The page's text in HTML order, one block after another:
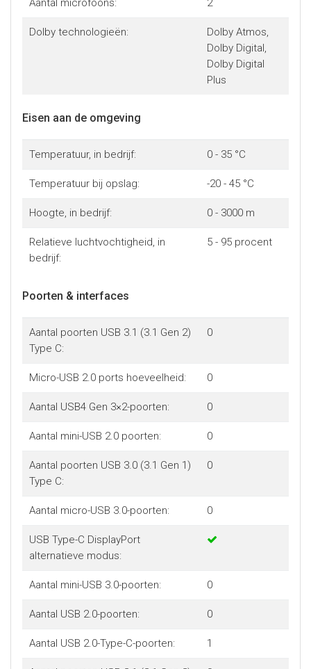
Aantal microfoons: 2
Dolby technologieën:
Dolby Atmos,
Dolby Digital,
Dolby Digital
Plus
Eisen aan de omgeving
Temperatuur, in bedrijf: 0 - 35 °C
Temperatuur bij opslag: -20 - 45 °C
Hoogte, in bedrijf: 0 - 3000 m
Relatieve luchtvochtigheid, in
bedrijf:
5 - 95 procent
Poorten & interfaces
Aantal poorten USB 3.1 (3.1 Gen 2)
Type C:
0
Micro-USB 2.0 ports hoeveelheid: 0
Aantal USB4 Gen 3×2-poorten: 0
Aantal mini-USB 2.0 poorten: 0
Aantal poorten USB 3.0 (3.1 Gen 1)
Type C:
0
Aantal micro-USB 3.0-poorten: 0
USB Type-C DisplayPort
alternatieve modus:
Aantal mini-USB 3.0-poorten: 0
Aantal USB 2.0-poorten: 0
Aantal USB 2.0-Type-C-poorten: 1